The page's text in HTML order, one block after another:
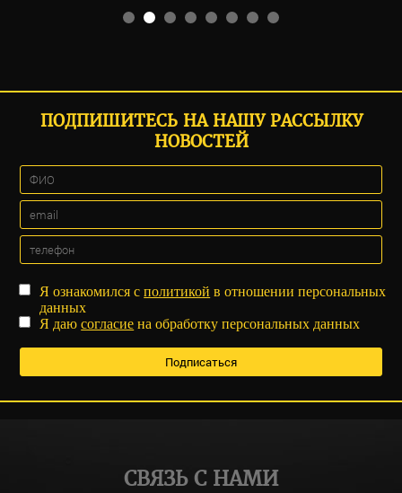
ПОДПИШИТЕСЬ НА НАШУ РАССЫЛКУ
НОВОСТЕЙ
Я ознакомился сполитикой в отношении персональных
данных
Я даюсогласие на обработку персональных данных
СВЯЗЬ С НАМИ